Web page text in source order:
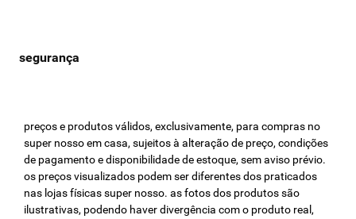
preços e produtos válidos, exclusivamente, para compras no
super nosso em casa, sujeitos à alteração de preço, condições
de pagamento e disponibilidade de estoque, sem aviso prévio.
os preços visualizados podem ser diferentes dos praticados
nas lojas físicas super nosso. as fotos dos produtos são
ilustrativas, podendo haver divergência com o produto real,